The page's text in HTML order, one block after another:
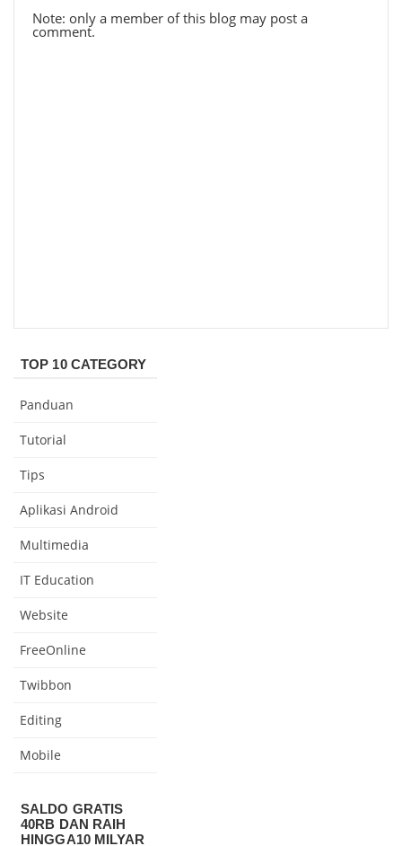
Note: only a member of this blog may post a
comment.
TOP 10 CATEGORY
Panduan
Tutorial
Tips
Aplikasi Android
Multimedia
IT Education
Website
FreeOnline
Twibbon
Editing
Mobile
SALDO GRATIS
40RB DAN RAIH
HINGGA10 MILYAR